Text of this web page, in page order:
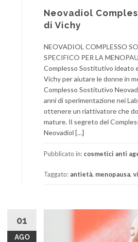
Neovadiol
di Vichy
NEOVADIOL COMPLESSO
SPECIFICO PER LA
Complesso Sostitutivo ideato
Vichy per aiutare le donne in
Complesso Sostitutivo
anni di sperimentazione nei
ottenere un riattivatore che
mature. Il segreto del
Neovadiol […]
Pubblicato in: cosmetici anti
Taggato: antietà, menopausa,
01
AGO